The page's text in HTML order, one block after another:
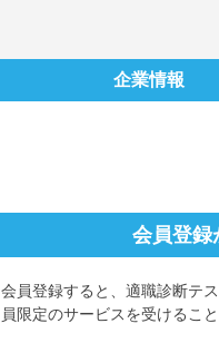
企業情報
会員登録
会員登録すると、 適職診断テ
員限定のサービスを受けること